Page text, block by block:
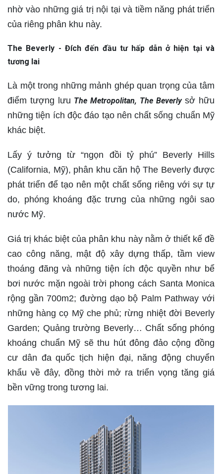
nhờ vào những giá trị nội tại và tiềm năng phát triển
của riêng phân khu này.
The Beverly - Đích đến đầu tư hấp dẫn ở hiện tại và
tương lai
Là một trong những mảnh ghép quan trọng của tâm
điểm tượng lưu The Metropolitan, The Beverlysở hữu
những tiện ích độc đáo tạo nên chất sống chuẩn Mỹ
khác biệt.
Lấy ý tưởng từ “ngọn đồi tỷ phú” Beverly Hills
(California, Mỹ), phân khu căn hộ The Beverly được
phát triển để tạo nên một chất sống riêng với sự tự
do, phóng khoáng đặc trưng của những ngôi sao
nước Mỹ.
Giá trị khác biệt của phân khu này nằm ở thiết kế đề
cao công năng, mật độ xây dựng thấp, tầm view
thoáng đãng và những tiện ích độc quyền như bể
bơi nước mặn ngoài trời phong cách Santa Monica
rộng gần 700m2; đường dạo bộ Palm Pathway với
những hàng cọ Mỹ che phủ; rừng nhiệt đời Beverly
Garden; Quảng trường Beverly… Chất sống phóng
khoáng chuẩn Mỹ sẽ thu hút đông đảo cộng đồng
cư dân đa quốc tịch hiện đại, năng động chuyển
khẩu về đây, đồng thời mở ra triển vọng tăng giá
bền vững trong tương lai.